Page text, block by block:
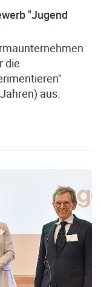
"Jugend
die
aus.